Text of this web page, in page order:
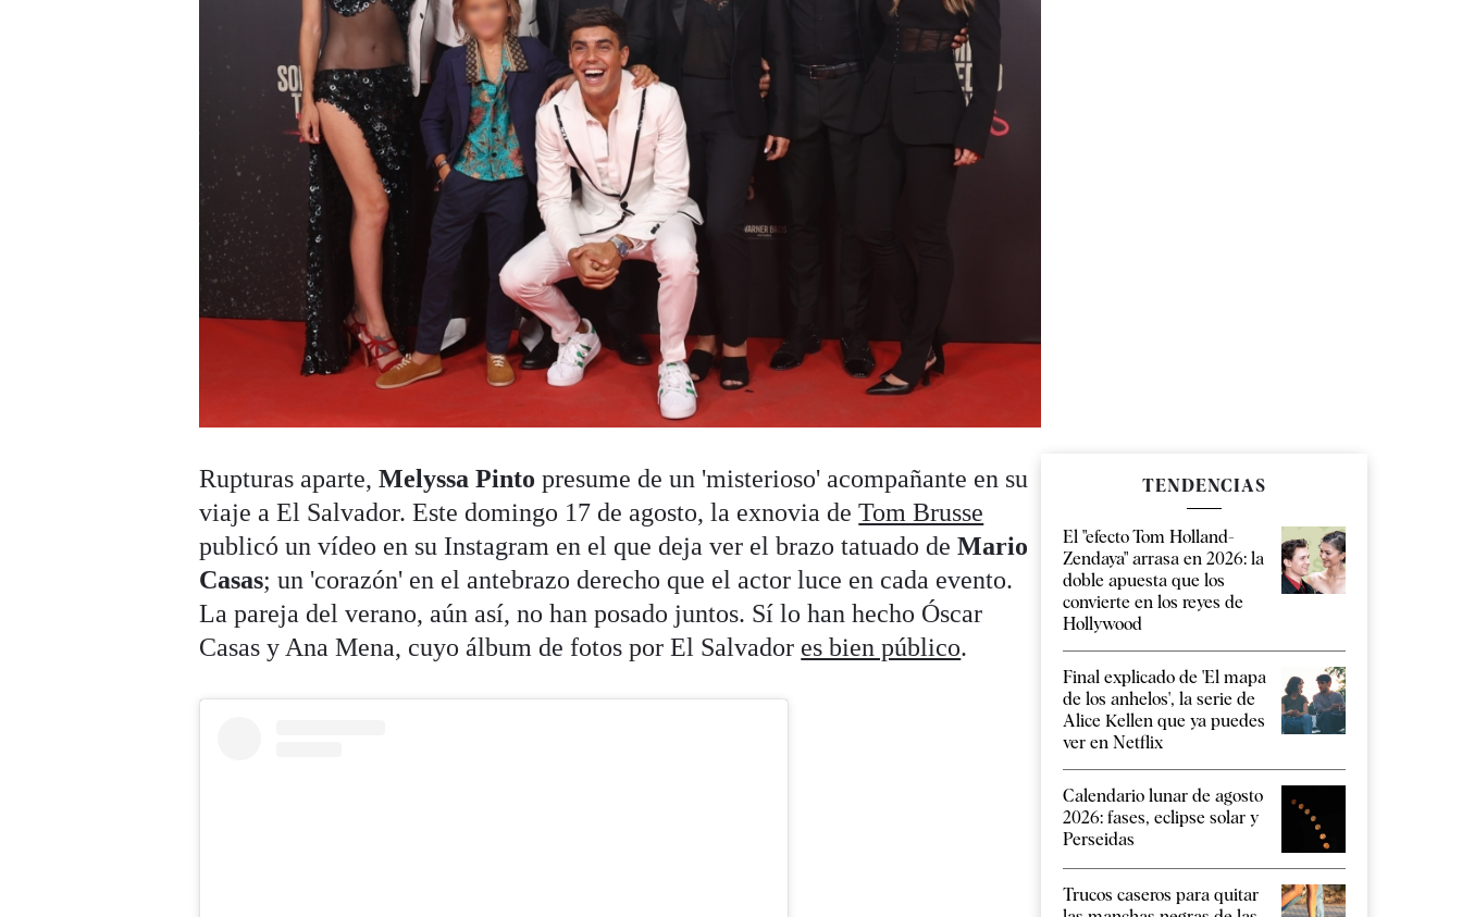
Rupturas aparte,Melyssa Pinto presume de un 'misterioso' acompañante en su
viaje a El Salvador. Este domingo 17 de agosto, la exnovia deTom Brusse
publicó un vídeo en su Instagram en el que deja ver el brazo tatuado deMario
Casas; un 'corazón' en el antebrazo derecho que el actor luce en cada evento.
La pareja del verano, aún así, no han posado juntos. Sí lo han hecho Óscar
Casas y Ana Mena, cuyo álbum de fotos por El Salvador es bien público.
TENDENCIAS
El "efecto Tom Holland-
Zendaya" arrasa en 2026: la
doble apuesta que los
convierte en los reyes de
Hollywood
Final explicado de 'El mapa
de los anhelos', la serie de
Alice Kellen que ya puedes
ver en Netflix
Calendario lunar de agosto
2026: fases, eclipse solar y
Perseidas
Trucos caseros para quitar